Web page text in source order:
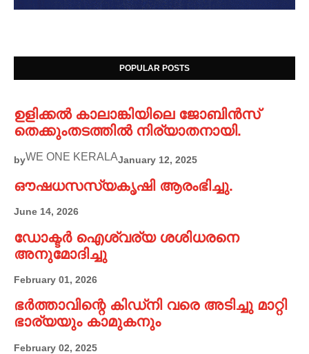
POPULAR POSTS
ഉളിക്കൽ കാലാങ്കിയിലെ ജോബിൻസ്
തെക്കുംതടത്തിൽ നിര്യാതനായി.
byWE ONE KERALAJanuary 12, 2025
ഔഷധസസ്യകൃഷി ആരംഭിച്ചു.
June 14, 2026
ഡോക്ടർ ഐശ്വര്യ ശശിധരനെ
അനുമോദിച്ചു
February 01, 2026
ഭർത്താവിന്റെ കിഡ്നി വരെ അടിച്ചു മാറ്റി
ഭാര്യയും കാമുകനും
February 02, 2025